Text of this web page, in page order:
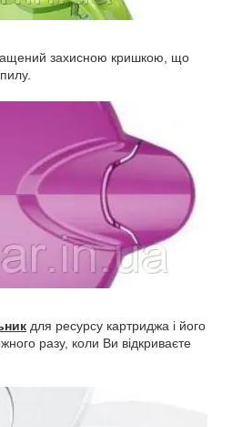
захисною кришкою, що
для ресурсу картриджа і його
разу, коли Ви відкриваєте